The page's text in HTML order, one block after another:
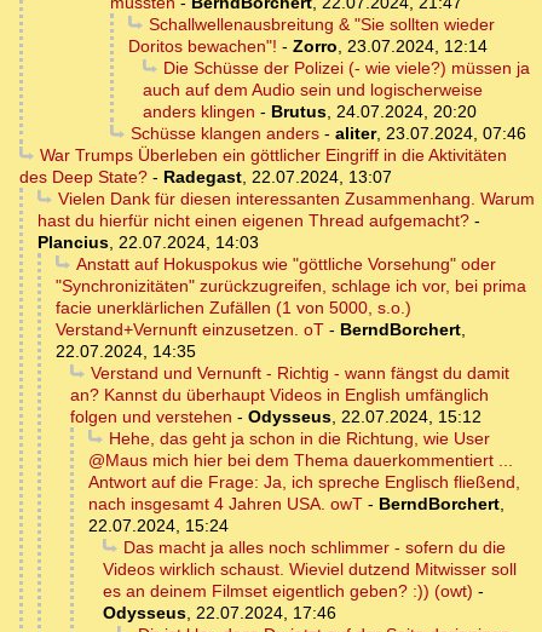
Schallwellenausbreitung & "Sie sollten wieder
Doritos bewachen"! - Zorro, 23.07.2024, 12:14
Die Schüsse der Polizei (- wie viele?) müssen ja
auch auf dem Audio sein und logischerweise
anders klingen - Brutus, 24.07.2024, 20:20
Schüsse klangen anders- aliter, 23.07.2024, 07:46
War Trumps Überleben ein göttlicher Eingriff in die Aktivitäten
des Deep State? - Radegast, 22.07.2024, 13:07
Vielen Dank für diesen interessanten Zusammenhang. Warum
hast du hierfür nicht einen eigenen Thread aufgemacht? -
Plancius, 22.07.2024, 14:03
Anstatt auf Hokuspokus wie "göttliche Vorsehung" oder
"Synchronizitäten" zurückzugreifen, schlage ich vor, bei prima
facie unerklärlichen Zufällen (1 von 5000, s.o.)
Verstand+Vernunft einzusetzen. oT - BerndBorchert,
22.07.2024, 14:35
Verstand und Vernunft - Richtig - wann fängst du damit
an? Kannst du überhaupt Videos in English umfänglich
folgen und verstehen - Odysseus, 22.07.2024, 15:12
Hehe, das geht ja schon in die Richtung, wie User
@Maus mich hier bei dem Thema dauerkommentiert ...
Antwort auf die Frage: Ja, ich spreche Englisch fließend,
nach insgesamt 4 Jahren USA. owT - BerndBorchert,
22.07.2024, 15:24
Das macht ja alles noch schlimmer - sofern du die
Videos wirklich schaust. Wieviel dutzend Mitwisser soll
es an deinem Filmset eigentlich geben? :)) (owt) -
Odysseus, 22.07.2024, 17:46